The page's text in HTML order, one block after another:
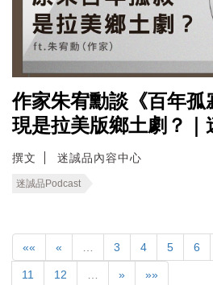
作家朱宥勳談《百年孤
現是拉美版鄉土劇？｜
撰文 迷誠品內容中心
迷誠品Podcast
«« « 3 4 5 6
11 12 » »»